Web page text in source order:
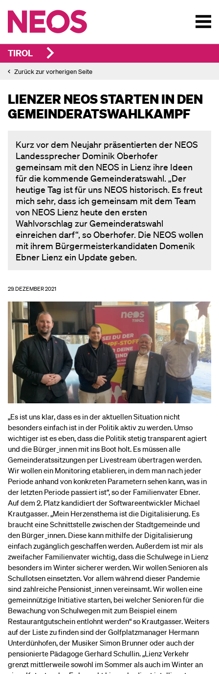
TIROL
Zurück zur vorherigen Seite
LIENZER NEOS STARTEN IN DEN
GEMEINDERATSWAHLKAMPF
Kurz vor dem Neujahr präsentierten der NEOS
Landessprecher Dominik Oberhofer
gemeinsam mit den NEOS in Lienz ihre Ideen
für die kommende Gemeinderatswahl. „Der
heutige Tag ist für uns NEOS historisch. Es freut
mich sehr, dass ich gemeinsam mit dem Team
von NEOS Lienz heute den ersten
Wahlvorschlag zur Gemeinderatswahl
einreichen darf“, so Oberhofer. Die NEOS wollen
mit ihrem Bürgermeisterkandidaten Domenik
Ebner Lienz ein Update geben.
29. DEZEMBER 2021
„Es ist uns klar, dass es in der aktuellen Situation nicht
besonders einfach ist in der Politik aktiv zu werden. Umso
wichtiger ist es eben, dass die Politik stetig transparent agiert
und die Bürger_innen mit ins Boot holt. Es müssen alle
Gemeinderatssitzungen per Livestream übertragen werden.
Wir wollen ein Monitoring etablieren, in dem man nach jeder
Periode anhand von konkreten Parametern sehen kann, was in
der letzten Periode passiert ist“, so der Familienvater Ebner.
Auf dem 2. Platz kandidiert der Softwareentwickler Michael
Krautgasser. „Mein Herzensthema ist die Digitalisierung. Es
braucht eine Schnittstelle zwischen der Stadtgemeinde und
den Bürger_innen. Diese kann mithilfe der Digitalisierung
einfach zugänglich geschaffen werden. Außerdem ist mir als
zweifacher Familienvater wichtig, dass die Schulwege in Lienz
besonders im Winter sicherer werden. Wir wollen Senioren als
Schullotsen einsetzten. Vor allem während dieser Pandemie
sind zahlreiche Pensionist_innen vereinsamt. Wir wollen eine
gemeinnützige Initiative starten, bei welcher Senioren für die
Bewachung von Schulwegen mit zum Beispiel einem
Restaurantgutschein entlohnt werden“ so Krautgasser. Weiters
auf der Liste zu finden sind der Golfplatzmanager Hermann
Unterdünhofen, der Musiker Simon Brunner oder auch der
pensionierte Pädagoge Gerhard Schullin. „Lienz Verkehr
grenzt mittlerweile sowohl im Sommer als auch im Winter an